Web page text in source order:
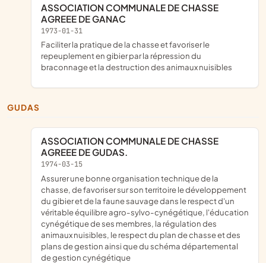
ASSOCIATION COMMUNALE DE CHASSE
AGREEE DE GANAC
1973-01-31
faciliter la pratique de la chasse et favoriser le
repeuplement en gibier par la répression du
braconnage et la destruction des animaux nuisibles
GUDAS
ASSOCIATION COMMUNALE DE CHASSE
AGREEE DE GUDAS.
1974-03-15
assurer une bonne organisation technique de la
chasse, de favoriser sur son territoire le développement
du gibier et de la faune sauvage dans le respect d'un
véritable équilibre agro-sylvo-cynégétique, l'éducation
cynégétique de ses membres, la régulation des
animaux nuisibles, le respect du plan de chasse et des
plans de gestion ainsi que du schéma départemental
de gestion cynégétique